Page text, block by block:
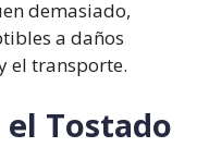
demasiado,
a daños
el transporte.
Tostado